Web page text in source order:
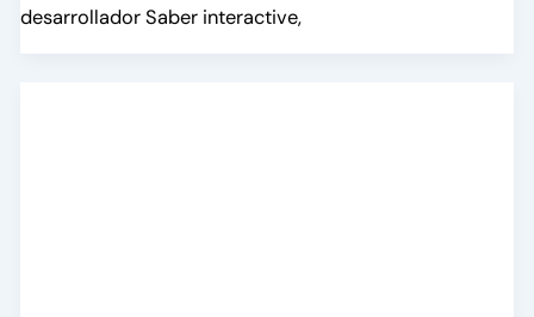
desarrollador Saber interactive,